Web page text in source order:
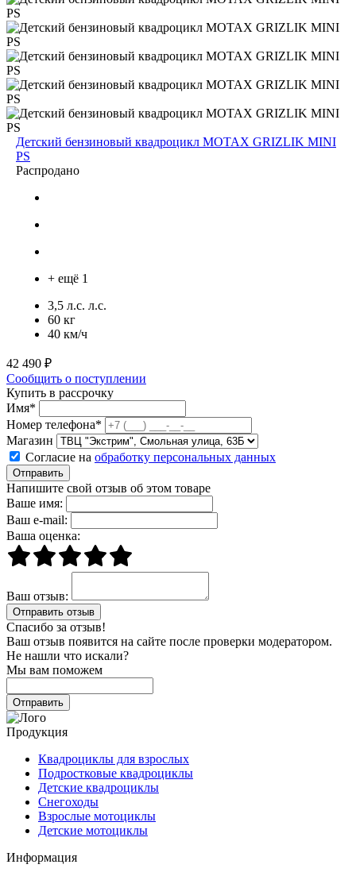
Детский бензиновый квадроцикл MOTAX GRIZLIK MINI
PS
Распродано
+ ещё 1
3,5 л.с. л.с.
60 кг
40 км/ч
42 490 ₽
Сообщить о поступлении
Купить в рассрочку
Имя*
Номер телефона*
Магазин
Согласие на обработку персональных данных
Отправить
Напишите свой отзыв об этом товаре
Ваше имя:
Ваш e-mail:
Ваша оценка:
Ваш отзыв:
Спасибо за отзыв!
Ваш отзыв появится на сайте после проверки модератором.
Не нашли что искали?
Мы вам поможем
Продукция
Квадроциклы для взрослых
Подростковые квадроциклы
Детские квадроциклы
Снегоходы
Взрослые мотоциклы
Детские мотоциклы
Информация